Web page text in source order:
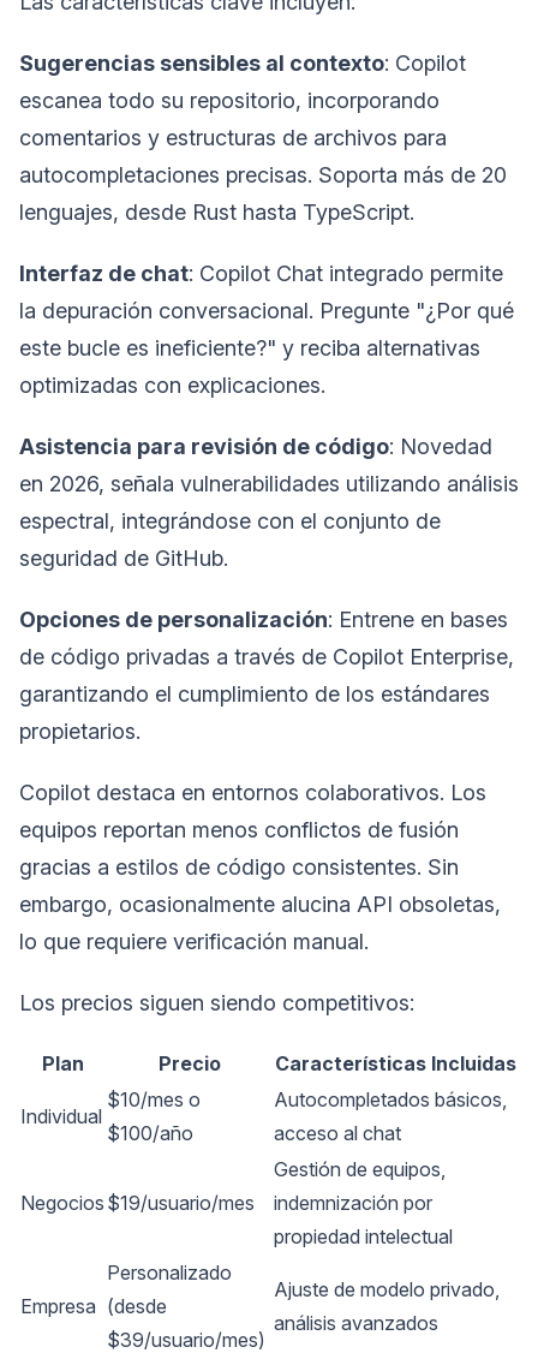
Sugerencias sensibles al contexto: Copilot
escanea todo su repositorio, incorporando
comentarios y estructuras de archivos para
autocompletaciones precisas. Soporta más de 20
lenguajes, desde Rust hasta TypeScript.
Interfaz de chat: Copilot Chat integrado permite
la depuración conversacional. Pregunte "¿Por qué
este bucle es ineficiente?" y reciba alternativas
optimizadas con explicaciones.
Asistencia para revisión de código: Novedad
en 2026, señala vulnerabilidades utilizando análisis
espectral, integrándose con el conjunto de
seguridad de GitHub.
Opciones de personalización: Entrene en bases
de código privadas a través de Copilot Enterprise,
garantizando el cumplimiento de los estándares
propietarios.
Copilot destaca en entornos colaborativos. Los
equipos reportan menos conflictos de fusión
gracias a estilos de código consistentes. Sin
embargo, ocasionalmente alucina API obsoletas,
lo que requiere verificación manual.
Los precios siguen siendo competitivos:
Plan Precio Características Incluidas
Individual
$10/mes o
$100/año
Autocompletados básicos,
acceso al chat
Negocios $19/usuario/mes
Gestión de equipos,
indemnización por
propiedad intelectual
Empresa
Personalizado
(desde
$39/usuario/mes)
Ajuste de modelo privado,
análisis avanzados